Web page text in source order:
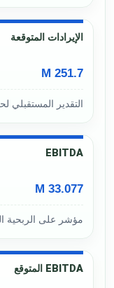
الإيرادات المتوقعة
251.7 M
التقدير المستقبلي
EBITDA
33.077 M
مؤشر على الربحية
EBITDA المتوقع